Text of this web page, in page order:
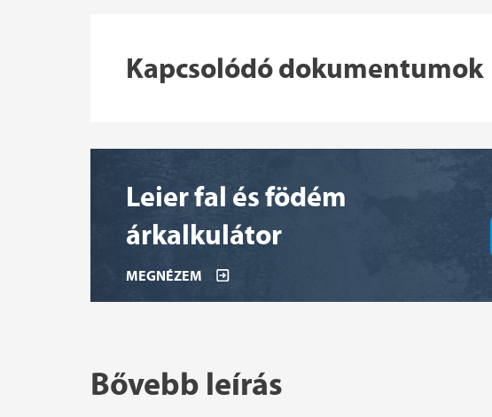
Kapcsolódó dokumentumok
Leier fal és födém
árkalkulátor
MEGNÉZEM
Bővebb leírás